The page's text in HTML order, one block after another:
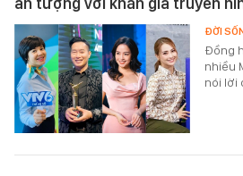
Đồng
nhiều
nói lời
ĐỜI